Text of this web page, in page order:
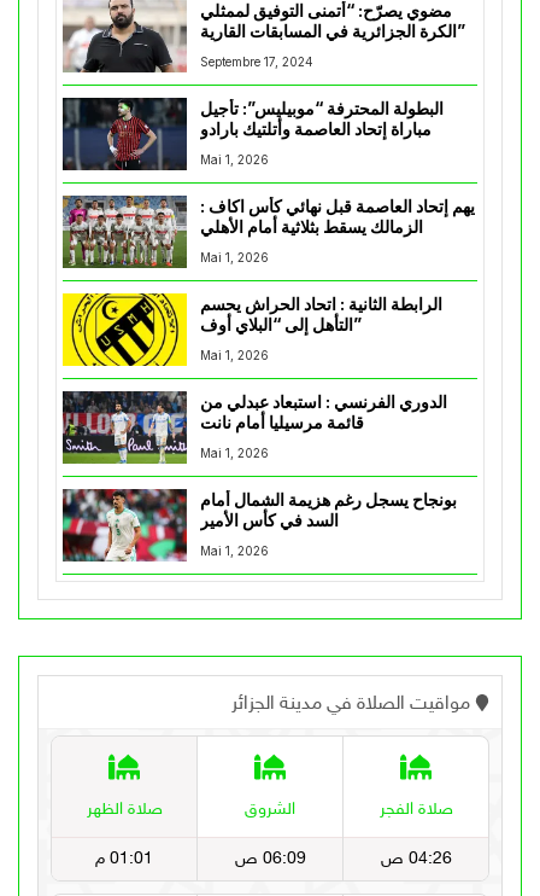
مضوي يصرّح: “أتمنى التوفيق لممثلي
الكرة الجزائرية في المسابقات القارية”
Septembre 17, 2024
البطولة المحترفة “موبيليس”: تأجيل
مباراة إتحاد العاصمة وأتلتيك بارادو
Mai 1, 2026
يهم إتحاد العاصمة قبل نهائي كأس اكاف :
Mai 1, 2026
الرابطة الثانية : اتحاد الحراش يحسم
التأهل إلى “البلاي أوف”
Mai 1, 2026
الدوري الفرنسي : استبعاد عبدلي من
قائمة مرسيليا أمام نانت
Mai 1, 2026
بونجاح يسجل رغم هزيمة الشمال أمام
السد في كأس الأمير
Mai 1, 2026